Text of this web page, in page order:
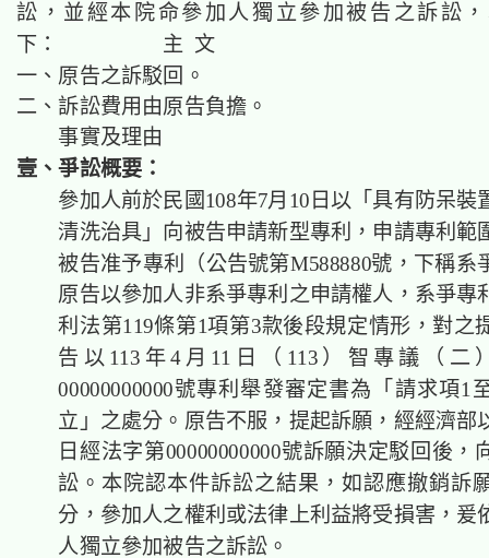
訟，並經本院命參加人獨立參加被告之訴訟
下： 主 文
一、原告之訴駁回。
二、訴訟費用由原告負擔。
事實及理由
壹、爭訟概要：
參加人前於民國108年7月10日以「具有防呆裝
清洗治具」向被告申請新型專利，申請專利範
被告准予專利（公告號第M588880號，下稱系
原告以參加人非系爭專利之申請權人，系爭專
利法第119條第1項第3款後段規定情形，對之
告以113年4月11日（113）智專議（二
00000000000號專利舉發審定書為「請求項1
立」之處分。原告不服，提起訴願，經經濟部
日經法字第00000000000號訴願決定駁回後，
訟。本院認本件訴訟之結果，如認應撤銷訴
分，參加人之權利或法律上利益將受損害，爰
人獨立參加被告之訴訟。